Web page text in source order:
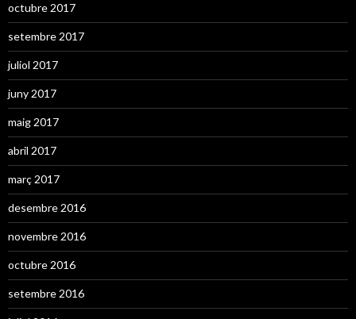
octubre 2017
setembre 2017
juliol 2017
juny 2017
maig 2017
abril 2017
març 2017
desembre 2016
novembre 2016
octubre 2016
setembre 2016